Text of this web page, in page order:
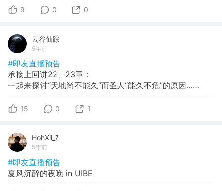
9 0 0
云谷仙踪
5年前
#即友直播预告
承接上回讲22、23章：
一起来探讨“天地尚不能久”而圣人“能久不危”的原因……
15 0 1
HohXil_7
5年前
#即友直播预告
夏风沉醉的夜晚 in UIBE